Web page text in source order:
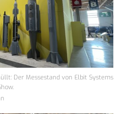
Der Messestand von Elbit Systems